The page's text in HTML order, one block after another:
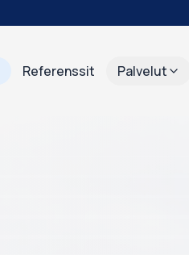
Referenssit Palvelut